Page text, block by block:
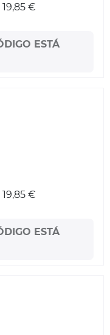
19,85 €
ESTÁ
19,85 €
ESTÁ